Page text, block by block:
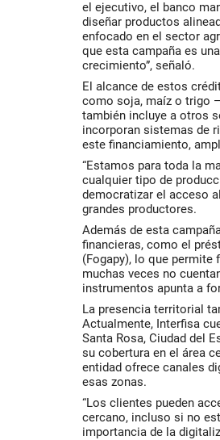
el ejecutivo, el banco
diseñar productos
enfocado en el sector
que esta campaña es
crecimiento”, señaló.
El alcance de estos
como soja, maíz o trigo
también incluye a otros
incorporan sistemas de
este financiamiento,
“Estamos para toda la
cualquier tipo de
democratizar el acceso
grandes productores.
Además de esta
financieras, como el
(Fogapy), lo que
muchas veces no
instrumentos apunta a
La presencia territorial
Actualmente, Interfisa
Santa Rosa, Ciudad del
su cobertura en el área
entidad ofrece canales
esas zonas.
“Los clientes pueden
cercano, incluso si no
importancia de la